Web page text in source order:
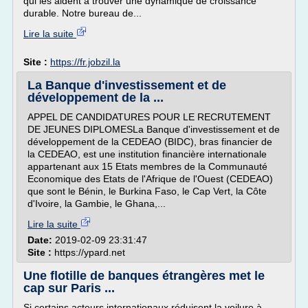
durable. Notre bureau de...
Lire la suite
Site : https://fr.jobzil.la
La Banque d'investissement et de
développement de la ...
APPEL DE CANDIDATURES POUR LE RECRUTEMENT
DE JEUNES DIPLOMESLa Banque d'investissement et de
développement de la CEDEAO (BIDC), bras financier de
la CEDEAO, est une institution financière internationale
appartenant aux 15 Etats membres de la Communauté
Economique des Etats de l'Afrique de l'Ouest (CEDEAO)
que sont le Bénin, le Burkina Faso, le Cap Vert, la Côte
d'Ivoire, la Gambie, le Ghana,...
Lire la suite
Date: 2019-02-09 23:31:47
Site : https://ypard.net
Une flotille de banques étrangères met le
cap sur Paris ...